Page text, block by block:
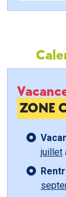
ZONE
juillet